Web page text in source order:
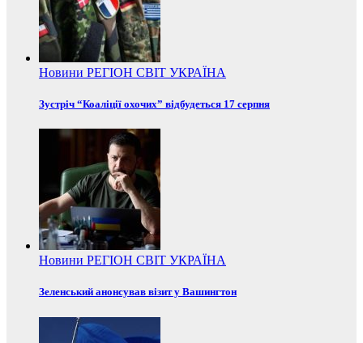
Новини РЕГІОН СВІТ УКРАЇНА
Зустріч “Коаліції охочих” відбудеться 17 серпня
Новини РЕГІОН СВІТ УКРАЇНА
Зеленський анонсував візит у Вашингтон